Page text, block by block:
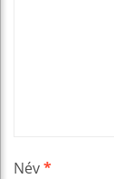
Név*